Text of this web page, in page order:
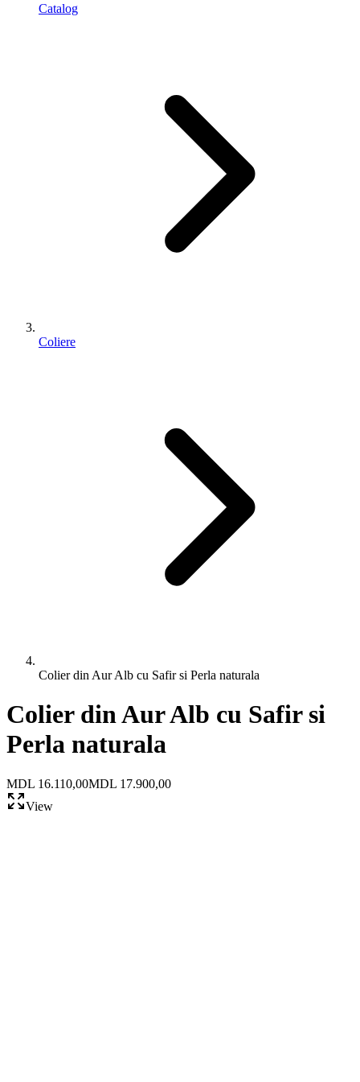
Catalog
Coliere
Colier din Aur Alb cu Safir si Perla naturala
Colier din Aur Alb cu Safir si
Perla naturala
MDL 16.110,00MDL 17.900,00
View